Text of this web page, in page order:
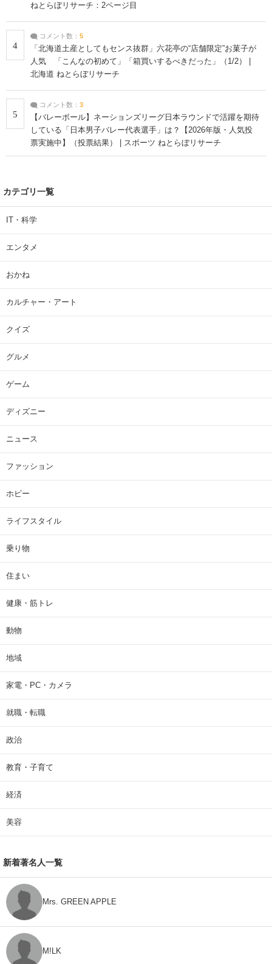
ねとらぼリサーチ：2ページ目
4
コメント数： 5
「北海道土産としてもセンス抜群」六花亭の“店舗限定”お菓子が
人気 「こんなの初めて」「箱買いするべきだった」（1/2） |
北海道 ねとらぼリサーチ
5
コメント数： 3
【バレーボール】ネーションズリーグ日本ラウンドで活躍を期待
している「日本男子バレー代表選手」は？【2026年版・人気投
票実施中】（投票結果） | スポーツ ねとらぼリサーチ
カテゴリ一覧
IT・科学
エンタメ
おかね
カルチャー・アート
クイズ
グルメ
ゲーム
ディズニー
ニュース
ファッション
ホビー
ライフスタイル
乗り物
住まい
健康・筋トレ
動物
地域
家電・PC・カメラ
就職・転職
政治
教育・子育て
経済
美容
新着著名人一覧
Mrs. GREEN APPLE
M!LK